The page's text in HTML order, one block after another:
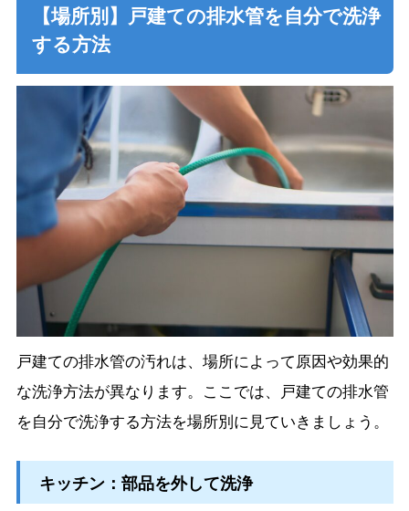
【場所別】戸建ての排水管を自分で洗浄
する方法
戸建ての排水管の汚れは、場所によって原因や効果的
な洗浄方法が異なります。ここでは、戸建ての排水管
を自分で洗浄する方法を場所別に見ていきましょう。
キッチン：部品を外して洗浄